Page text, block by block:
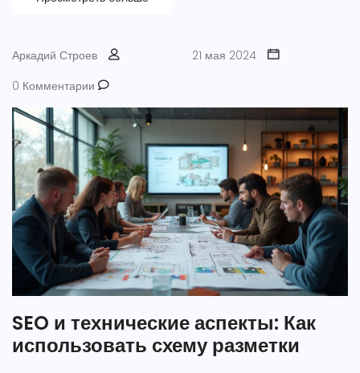
вам. Актуальные методы, личный опыт пациентов и научные
Аркадий Строев
21 мая 2024
0 Комментарии
SEO и технические аспекты: Как
использовать схему разметки